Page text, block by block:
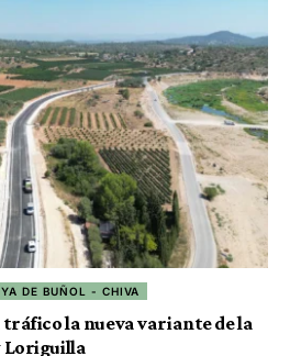
DE BUÑOL - CHIVA
la nueva variante de la
Loriguilla